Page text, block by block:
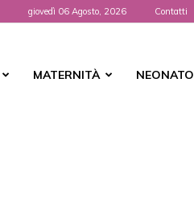
giovedì 06 Agosto, 2026 Contatti
MATERNITÀ NEONATO